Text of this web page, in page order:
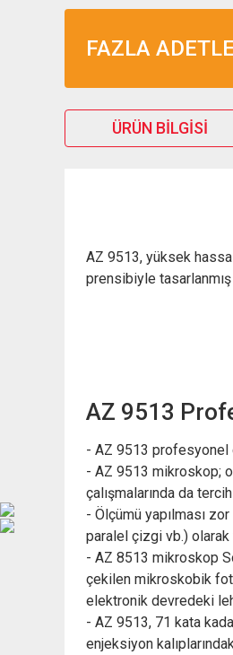
FAZLA
ÜRÜN BILGISI
AZ 9513, yüksek
prensibiyle
AZ 9513
- AZ 9513 profesyonel
- AZ 9513 mikroskop;
çalışmalarında da
- Ölçümü yapılması
paralel çizgi vb.) olarak
- AZ 8513 mikroskop
çekilen mikroskobik
elektronik devredeki
- AZ 9513, 71 kata
enjeksiyon